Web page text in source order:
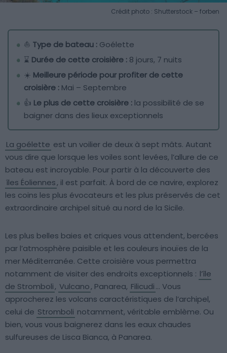
Crédit photo : Shutterstock – forben
⛵ Type de bateau : Goélette
⌛ Durée de cette croisière : 8 jours, 7 nuits
☀️ Meilleure période pour profiter de cette
croisière : Mai – Septembre
👍 Le plus de cette croisière : la possibilité de se
baigner dans des lieux exceptionnels
La goélette est un voilier de deux à sept mâts. Autant
vous dire que lorsque les voiles sont levées, l’allure de ce
bateau est incroyable. Pour partir à la découverte des
îles Éoliennes, il est parfait. À bord de ce navire, explorez
les coins les plus évocateurs et les plus préservés de cet
extraordinaire archipel situé au nord de la Sicile.
Les plus belles baies et criques vous attendent, bercées
par l’atmosphère paisible et les couleurs inouïes de la
mer Méditerranée. Cette croisière vous permettra
notamment de visiter des endroits exceptionnels : l’île
de Stromboli, Vulcano, Panarea, Filicudi… Vous
approcherez les volcans caractéristiques de l’archipel,
celui de Stromboli notamment, véritable emblème. Ou
bien, vous vous baignerez dans les eaux chaudes
sulfureuses de Lisca Bianca, à Panarea.